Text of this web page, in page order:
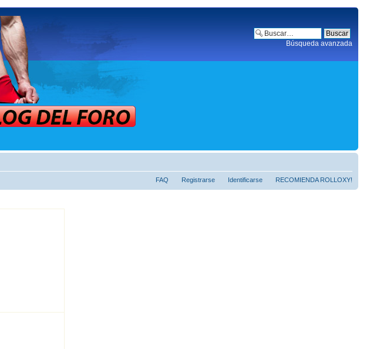
Búsqueda avanzada
FAQ Registrarse Identificarse RECOMIENDA ROLLOXY!